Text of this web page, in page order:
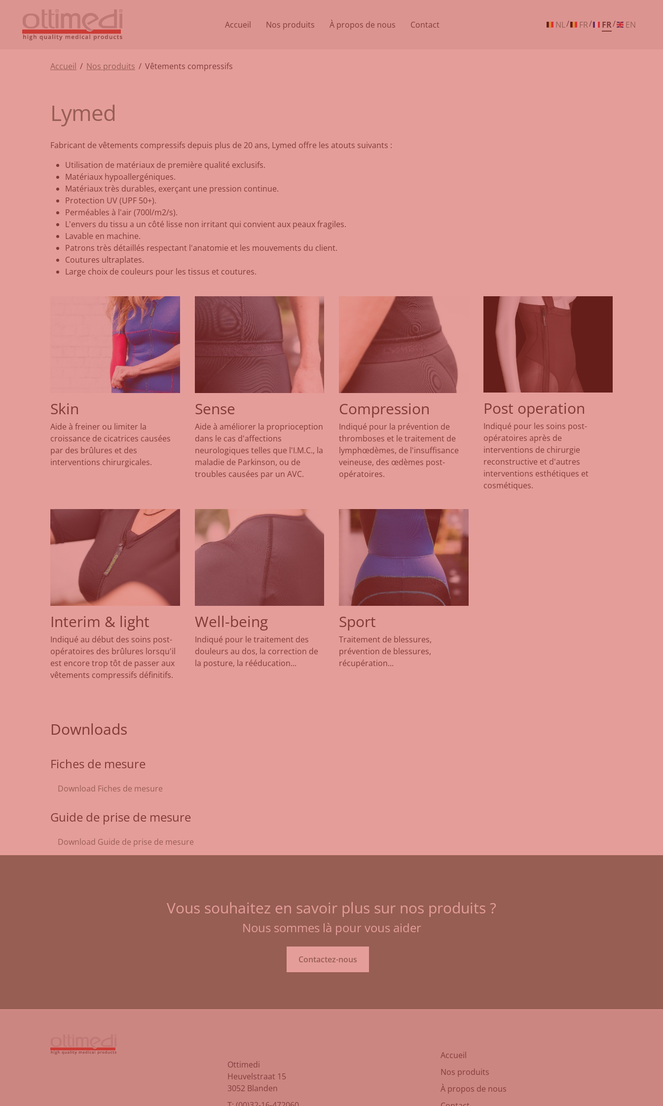
Accueil Nos produits À propos de nous Contact NL/ FR/ FR/ EN
Accueil / Nos produits / Vêtements compressifs
Lymed
Fabricant de vêtements compressifs depuis plus de 20 ans, Lymed offre les atouts suivants :
Utilisation de matériaux de première qualité exclusifs.
Matériaux hypoallergéniques.
Matériaux très durables, exerçant une pression continue.
Protection UV (UPF 50+).
Perméables à l'air (700l/m2/s).
L'envers du tissu a un côté lisse non irritant qui convient aux peaux fragiles.
Lavable en machine.
Patrons très détaillés respectant l'anatomie et les mouvements du client.
Coutures ultraplates.
Large choix de couleurs pour les tissus et coutures.
Skin
Aide à freiner ou limiter la
croissance de cicatrices causées
par des brûlures et des
interventions chirurgicales.
Sense
Aide à améliorer la proprioception
dans le cas d'affections
neurologiques telles que l'I.M.C., la
maladie de Parkinson, ou de
troubles causées par un AVC.
Compression
Indiqué pour la prévention de
thromboses et le traitement de
lymphœdèmes, de l'insuffisance
veineuse, des œdèmes post-
opératoires.
Post operation
Indiqué pour les soins post-
opératoires après de
interventions de chirurgie
reconstructive et d'autres
interventions esthétiques et
cosmétiques.
Interim & light
Indiqué au début des soins post-
opératoires des brûlures lorsqu'il
est encore trop tôt de passer aux
vêtements compressifs définitifs.
Well-being
Indiqué pour le traitement des
douleurs au dos, la correction de
la posture, la rééducation...
Sport
Traitement de blessures,
prévention de blessures,
récupération...
Downloads
Fiches de mesure
Download Fiches de mesure
Guide de prise de mesure
Download Guide de prise de mesure
Vous souhaitez en savoir plus sur nos produits ?
Nous sommes là pour vous aider
Contactez-nous
Accueil
Nos produits
À propos de nous
Ottimedi
Heuvelstraat 15
3052 Blanden